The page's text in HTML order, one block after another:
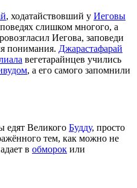
, ходатайствовший у Иеговы
слишком многого, а
Иегова, заповеди
понимания. Джарастафарай
вегетарайнцев учились
, а его самого запомнили
едят Великого Будду, просто
тем, как можно не
в обморок или